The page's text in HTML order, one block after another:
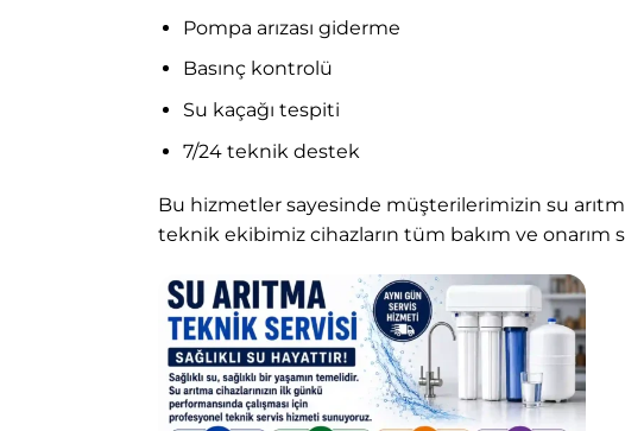
Pompa arızası giderme
Basınç kontrolü
Su kaçağı tespiti
7/24 teknik destek
Bu hizmetler sayesinde müşterilerimizin su arıtma
teknik ekibimiz cihazların tüm bakım ve